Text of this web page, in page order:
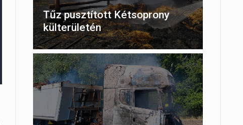
Tűz pusztított Kétsoprony
külterületén